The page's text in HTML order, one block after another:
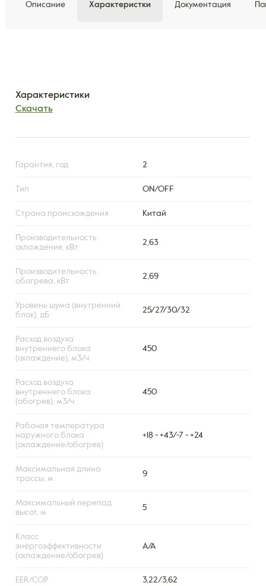
Описание Характеристки Документация
Характеристики
Скачать
Гарантия, год 2
Тип ON/OFF
Страна происхождения Китай
Производительность
охлаждения, кВт
2,63
Производительность
обогрева, кВт
2,69
Уровень шума (внутренний
блок), дБ
25/27/30/32
Расход воздуха
внутреннего блока
(охлаждение), м3/ч
450
Расход воздуха
внутреннего блока
(обогрев), м3/ч
450
Рабочая температура
наружного блока
(охлаждение/обогрев)
+18 - +43/-7 - +24
Максимальная длина
трассы, м
9
Максимальный перепад
высот, м
5
Класс
энергоэффективности
(охлаждение/обогрев)
A/A
EER/COP 3,22/3,62